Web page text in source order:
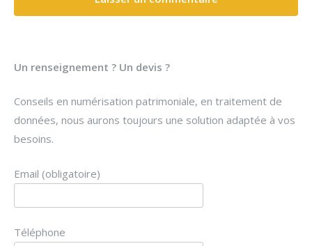
Un renseignement ? Un devis ?
Conseils en numérisation patrimoniale, en traitement de
données, nous aurons toujours une solution adaptée à vos
besoins.
Email (obligatoire)
Téléphone